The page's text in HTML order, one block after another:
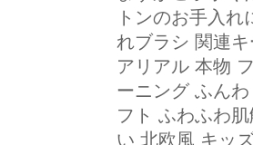
トンのお手入
れブラシ 関連
アリアル 本物
ーニング ふん
フト ふわふわ
い 北欧風 キッ